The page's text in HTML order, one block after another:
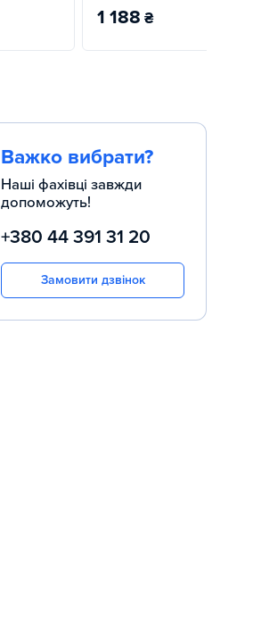
1 188 ₴
Важко вибрати?
Наші фахівці завжди
допоможуть!
+380 44 391 31 20
Замовити дзвінок